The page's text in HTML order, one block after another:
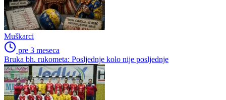
Muškarci
pre 3 meseca
Bruka bh. rukometa: Posljednje kolo nije posljednje